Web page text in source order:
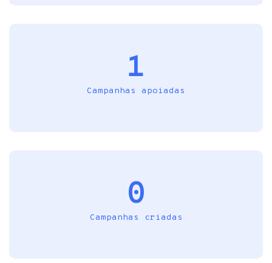
1
Campanhas apoiadas
0
Campanhas criadas